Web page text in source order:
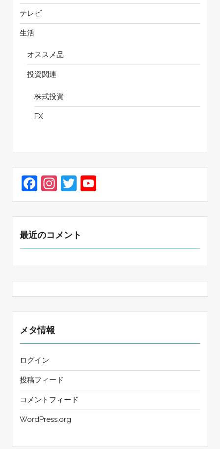
テレビ
生活
オススメ品
投資関連
株式投資
FX
Facebook
Instagram
TwitterYouTube
最近のコメント
メタ情報
ログイン
投稿フィード
コメントフィード
WordPress.org